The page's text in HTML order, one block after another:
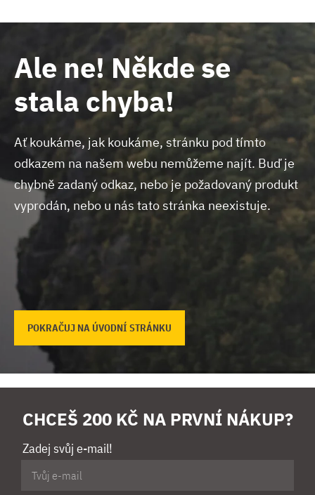
Ale ne! Někde se
stala chyba!
Ať koukáme, jak koukáme, stránku pod tímto
odkazem na našem webu nemůžeme najít. Buď je
chybně zadaný odkaz, nebo je požadovaný produkt
vyprodán, nebo u nás tato stránka neexistuje.
POKRAČUJ NA ÚVODNÍ STRÁNKU
CHCEŠ 200 KČ NA PRVNÍ NÁKUP?
Zadej svůj e-mail!